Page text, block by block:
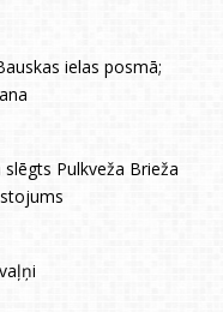
ielas posmā;
Pulkveža Brieža